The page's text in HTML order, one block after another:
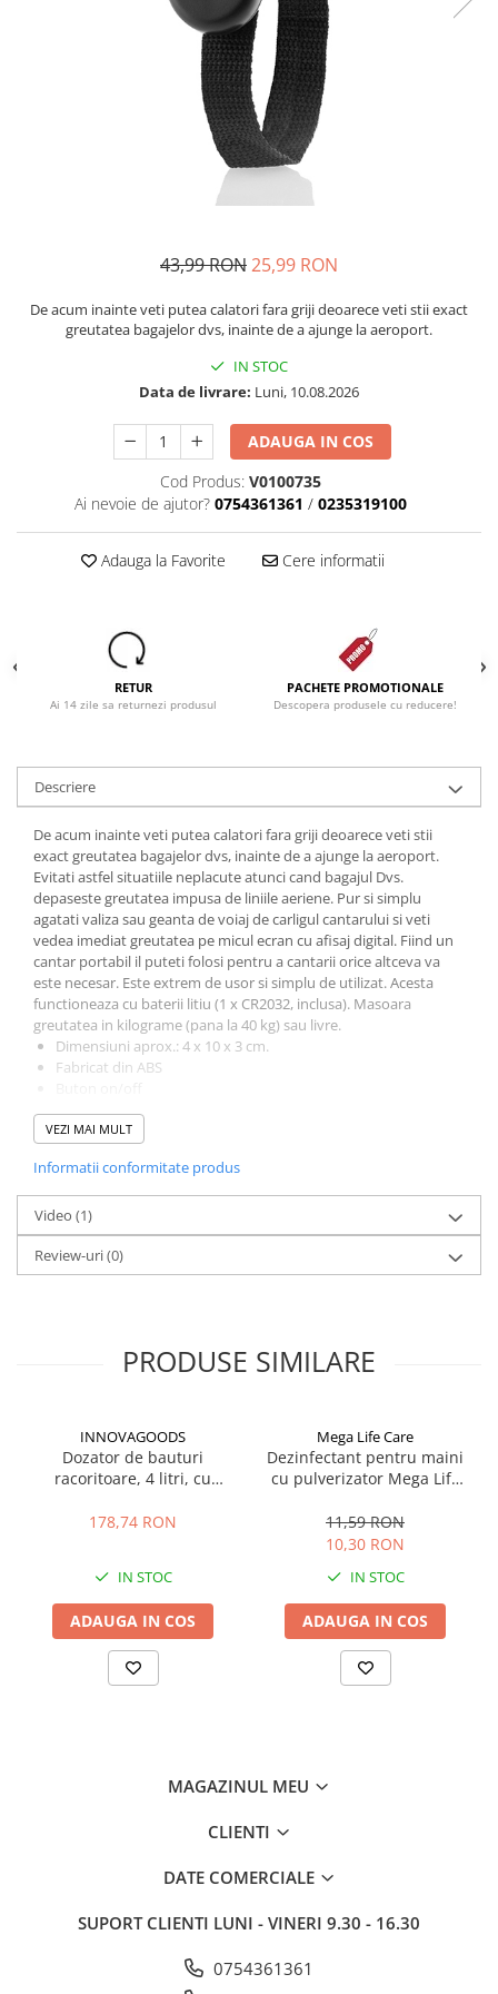
Accesorii Electrocasnice Mici
Accesorii Piese Aer Conditionat
43,99 RON25,99 RON
De acum inainte veti putea calatori fara griji deoarece veti stii exact
greutatea bagajelor dvs, inainte de a ajunge la aeroport.
IN STOC
Data de livrare: Luni, 10.08.2026
ADAUGA IN COS
Cod Produs: V0100735
Ai nevoie de ajutor? 0754361361 / 0235319100
Adauga la Favorite Cere informatii
RETUR
Ai 14 zile sa returnezi produsul
PACHETE PROMOTIONALE
Descopera produsele cu reducere!
Descriere
De acum inainte veti putea calatori fara griji deoarece veti stii
exact greutatea bagajelor dvs, inainte de a ajunge la aeroport.
Evitati astfel situatiile neplacute atunci cand bagajul Dvs.
depaseste greutatea impusa de liniile aeriene. Pur si simplu
agatati valiza sau geanta de voiaj de carligul cantarului si veti
vedea imediat greutatea pe micul ecran cu afisaj digital. Fiind un
cantar portabil il puteti folosi pentru a cantarii orice altceva va
este necesar. Este extrem de usor si simplu de utilizat. Acesta
functioneaza cu baterii litiu (1 x CR2032, inclusa). Masoara
greutatea in kilograme (pana la 40 kg) sau livre.
Dimensiuni aprox.: 4 x 10 x 3 cm.
Fabricat din ABS
Banda solida pentru prinderea bagajului
Unitati de masura: kg si lb
Greutate max.: 40 kg
Oprire automata
VEZI MAI MULT
Informatii conformitate produs
Video (1)
Review-uri(0)
PRODUSE SIMILARE
INNOVAGOODS
Dozator de bauturi
racoritoare, 4 litri, cu
Freer InnovaGoods
178,74 RON
IN STOC
ADAUGA IN COS
Mega Life Care
Dezinfectant pentru maini
cu pulverizator Mega Life
levuricid, virucid, eficient si
impotriva Coronavirus
11,59 RON
10,30 RON
IN STOC
ADAUGA IN COS
MAGAZINUL MEU
CLIENTI
DATE COMERCIALE
SUPORT CLIENTI LUNI - VINERI 9.30 - 16.30
0754361361